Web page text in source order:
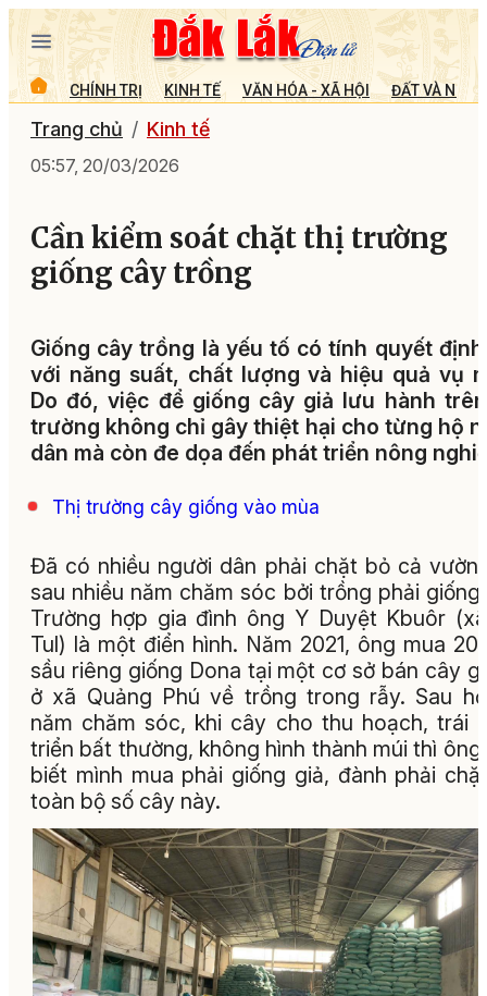
CHÍNH TRỊ KINH TẾ VĂN HÓA - XÃ HỘI ĐẤT VÀ
Trang chủ Kinh tế
05:57, 20/03/2026
Cần kiểm soát chặt thị trường
giống cây trồng
Giống cây trồng là yếu tố có tính quyết
với năng suất, chất lượng và hiệu quả vụ
Do đó, việc để giống cây giả lưu hành
trường không chỉ gây thiệt hại cho từng hộ
dân mà còn đe dọa đến phát triển nông
Thị trường cây giống vào mùa
Đã có nhiều người dân phải chặt bỏ cả vườn
sau nhiều năm chăm sóc bởi trồng phải giống
Trường hợp gia đình ông Y Duyệt Kbuôr
Tul) là một điển hình. Năm 2021, ông mua 20
sầu riêng giống Dona tại một cơ sở bán cây
ở xã Quảng Phú về trồng trong rẫy. Sau
năm chăm sóc, khi cây cho thu hoạch, trái
triển bất thường, không hình thành múi thì ông
biết mình mua phải giống giả, đành phải
toàn bộ số cây này.